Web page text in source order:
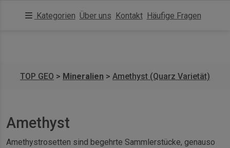
Kategorien Über uns Kontakt Häufige Fragen
TOP GEO > Mineralien > Amethyst (Quarz Varietät)
Amethyst
Amethystrosetten sind begehrte Sammlerstücke, genauso